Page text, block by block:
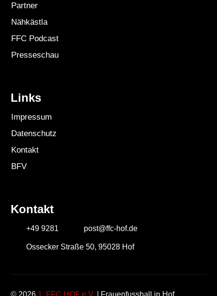
Partner
Nähkästla
FFC Podcast
Presseschau
Links
Impressum
Datenschutz
Kontakt
BFV
Kontakt
+49 9281 post@ffc-hof.de
Ossecker Straße 50, 95028 Hof
© 2026 1. FFC HOF e.V. | Frauenfussball in Hof